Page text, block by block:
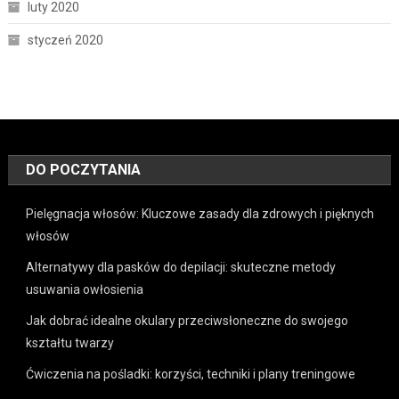
luty 2020
styczeń 2020
DO POCZYTANIA
Pielęgnacja włosów: Kluczowe zasady dla zdrowych i pięknych
włosów
Alternatywy dla pasków do depilacji: skuteczne metody
usuwania owłosienia
Jak dobrać idealne okulary przeciwsłoneczne do swojego
kształtu twarzy
Ćwiczenia na pośladki: korzyści, techniki i plany treningowe